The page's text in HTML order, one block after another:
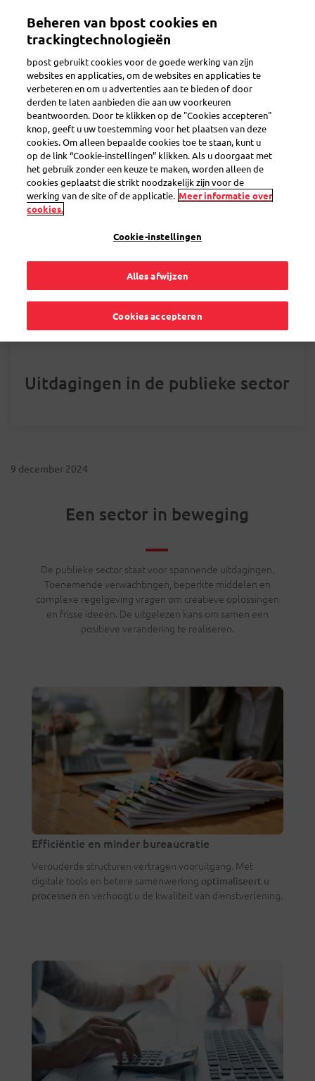
inhoud
Toggle navigation
Uitdagingen in de publieke sector
9 december 2024
Een sector in beweging
De publieke sector staat voor spannende uitdagingen.
Toenemende verwachtingen, beperkte middelen en
complexe regelgeving vragen om creatieve oplossingen
en frisse ideeën. De uitgelezen kans om samen een
positieve verandering te realiseren.
Efficiëntie en minder bureaucratie
Verouderde structuren vertragen vooruitgang. Met
digitale tools en betere samenwerking optimaliseert u
processen en verhoogt u de kwaliteit van dienstverlening.
Beheren van bpost cookies en
trackingtechnologieën
bpost gebruikt cookies voor de goede werking van zijn
websites en applicaties, om de websites en applicaties te
verbeteren en om u advertenties aan te bieden of door
derden te laten aanbieden die aan uw voorkeuren
beantwoorden. Door te klikken op de "Cookies accepteren"
knop, geeft u uw toestemming voor het plaatsen van deze
cookies. Om alleen bepaalde cookies toe te staan, kunt u
op de link “Cookie-instellingen” klikken. Als u doorgaat met
het gebruik zonder een keuze te maken, worden alleen de
cookies geplaatst die strikt noodzakelijk zijn voor de
werking van de site of de applicatie. Meer informatie over
cookies.
Cookie-instellingen
Alles afwijzen
Cookies accepteren